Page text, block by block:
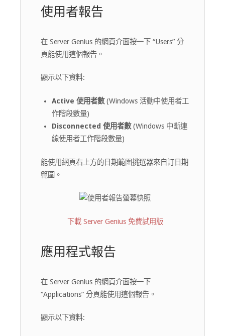
使用者報告
在 Server Genius 的網頁介面按一下 “Users” 分
頁能使用這個報告。
顯示以下資料:
Active 使用者數(Windows 活動中使用者工
作階段數量)
Disconnected 使用者數(Windows 中斷連
線使用者工作階段數量)
能使用網頁右上方的日期範圍挑選器來自訂日期
範圍。
下載 Server Genius 免費試用版
應用程式報告
在 Server Genius 的網頁介面按一下
“Applications” 分頁能使用這個報告。
顯示以下資料: